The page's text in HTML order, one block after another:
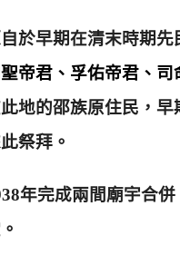
於早期在清末時期
帝君、孚佑帝君、司
地的邵族原住民，
祭拜。
年完成兩間廟宇合